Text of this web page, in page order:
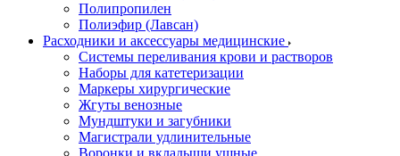
Полипропилен
Полиэфир (Лавсан)
Расходники и аксессуары медицинские
Системы переливания крови и растворов
Наборы для катетеризации
Маркеры хирургические
Жгуты венозные
Мундштуки и загубники
Магистрали удлинительные
Воронки и вкладыши ушные